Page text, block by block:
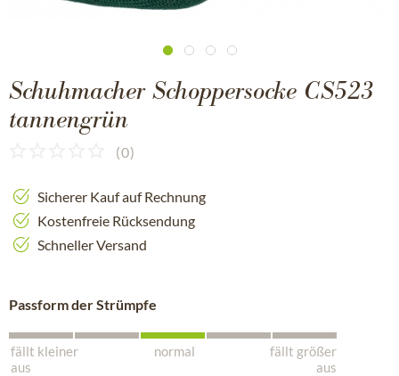
Schuhmacher Schoppersocke CS523
tannengrün
(0)
Sicherer Kauf auf Rechnung
Kostenfreie Rücksendung
Schneller Versand
Passform der Strümpfe
fällt kleiner
aus
normal
fällt größer
aus